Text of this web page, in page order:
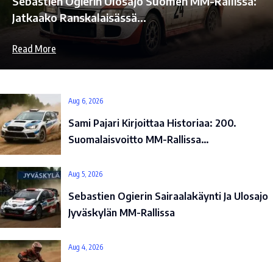
Jatkaako Ranskalaisässä…
Read More
Aug 6, 2026
Sami Pajari Kirjoittaa Historiaa: 200.
Suomalaisvoitto MM-Rallissa…
Aug 5, 2026
Sebastien Ogierin Sairaalakäynti Ja Ulosajo
Jyväskylän MM-Rallissa
Aug 4, 2026